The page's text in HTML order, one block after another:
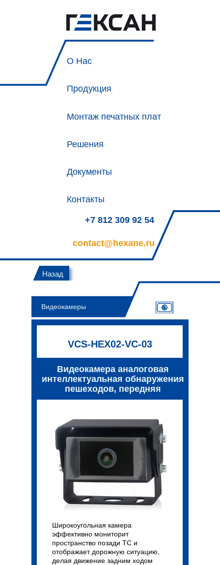
О Нас
Монтаж печатных плат
Продукция
Решения
Документы
Контакты
contact@hexane.ru
+7 812 309 92 54
Назад
Видеокамеры
VCS-HEX02-VC-03
Широкоугольная камера
эффективно мониторит
пространство позади ТС и
отображает дорожную ситуацию,
делая движение задним ходом
Видеокамера аналоговая
интеллектуальная обнаружения
пешеходов, передняя